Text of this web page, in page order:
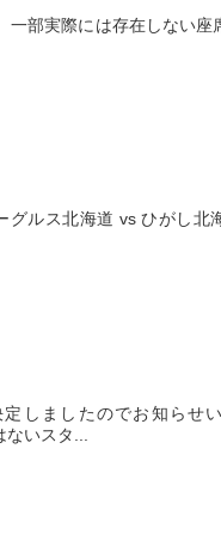
部実際には存在しない座
ルス北海道 vs ひがし北
しましたのでお知らせい
いスタ...